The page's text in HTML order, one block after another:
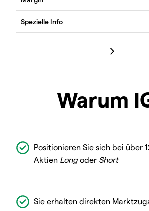
Warum
Positionieren Sie sich bei über
Aktien Longoder Short
Sie erhalten direkten